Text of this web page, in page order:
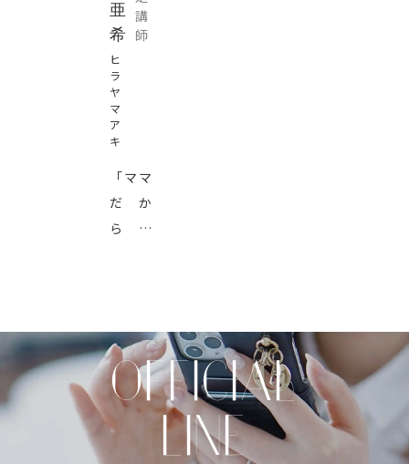
亜
希
ヒ
ラ
ヤ
マ
ア
キ
講
師
「ママ
だか
ら」
「人に
嫌われ
ること
が怖い
から」
OFFICIAL
LINE